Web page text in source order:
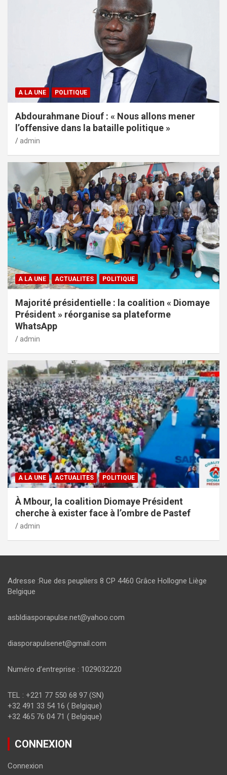
A LA UNE POLITIQUE
Abdourahmane Diouf : « Nous allons mener
l’offensive dans la bataille politique »
admin
A LA UNE ACTUALITES POLITIQUE
Majorité présidentielle : la coalition « Diomaye
Président » réorganise sa plateforme
WhatsApp
admin
A LA UNE ACTUALITES POLITIQUE
À Mbour, la coalition Diomaye Président
cherche à exister face à l’ombre de Pastef
admin
Adresse :Rue des peupliers 8 CP 4460 Grâce Hollogne Liège
Belgique
asbldiasporapulse.net@yahoo.com
diasporapulsenet@gmail.com
Numéro d’entreprise : 1029032220
TEL : +221 77 550 68 97 (SN)
+32 491 33 54 16 ( Belgique)
+32 465 76 04 71 ( Belgique)
CONNEXION
Connexion